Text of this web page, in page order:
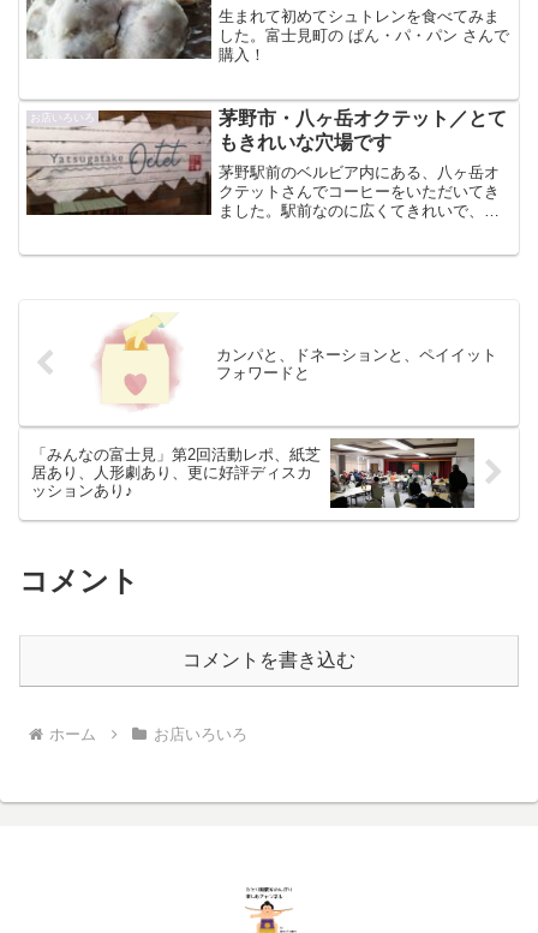
生まれて初めてシュトレンを食べてみま
した。富士見町の ぱん・パ・パン さんで
購入！
お店いろいろ
茅野市・八ヶ岳オクテット／とて
もきれいな穴場です
茅野駅前のベルビア内にある、八ヶ岳オ
クテットさんでコーヒーをいただいてき
ました。駅前なのに広くてきれいで、結
カンパと、ドネーションと、ペイイット
フォワードと
「みんなの富士見」第2回活動レポ、紙芝
居あり、人形劇あり、更に好評ディスカ
ッションあり♪
コメント
コメントを書き込む
ホーム お店いろいろ